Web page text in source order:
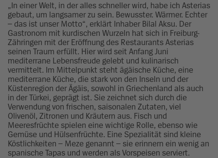
„In einer Welt, in der alles schneller wird, habe ich Asterias
gebaut, um langsamer zu sein. Bewusster. Wärmer. Echter
– das ist unser Motto“, erklärt Inhaber Bilal Aksu. Der
Gastronom mit kurdischen Wurzeln hat sich in Freiburg-
Zähringen mit der Eröffnung des Restaurants Asterias
seinen Traum erfüllt. Hier wird seit Anfang Juni
mediterrane Lebensfreude gelebt und kulinarisch
vermittelt. Im Mittelpunkt steht ägäische Küche, eine
mediterrane Küche, die stark von den Inseln und der
Küstenregion der Ägäis, sowohl in Griechenland als auch
in der Türkei, geprägt ist. Sie zeichnet sich durch die
Verwendung von frischen, saisonalen Zutaten, viel
Olivenöl, Zitronen und Kräutern aus. Fisch und
Meeresfrüchte spielen eine wichtige Rolle, ebenso wie
Gemüse und Hülsenfrüchte. Eine Spezialität sind kleine
Köstlichkeiten – Meze genannt – sie erinnern ein wenig an
spanische Tapas und werden als Vorspeisen serviert.